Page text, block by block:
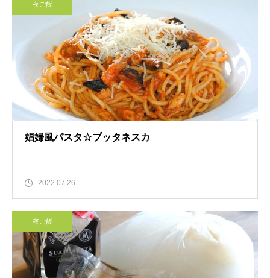
夜ご飯
娼婦風パスタ☆プッタネスカ
2022.07.26
夜ご飯